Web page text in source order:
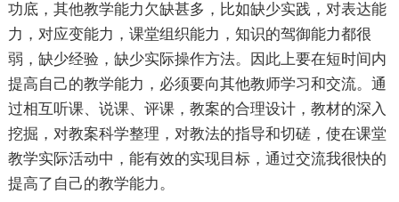
功底，其他教学能力欠缺甚多，比如缺少实践，对表达能
力，对应变能力，课堂组织能力，知识的驾御能力都很
弱，缺少经验，缺少实际操作方法。因此上要在短时间内
提高自己的教学能力，必须要向其他教师学习和交流。通
过相互听课、说课、评课，教案的合理设计，教材的深入
挖掘，对教案科学整理，对教法的指导和切磋，使在课堂
教学实际活动中，能有效的实现目标，通过交流我很快的
提高了自己的教学能力。